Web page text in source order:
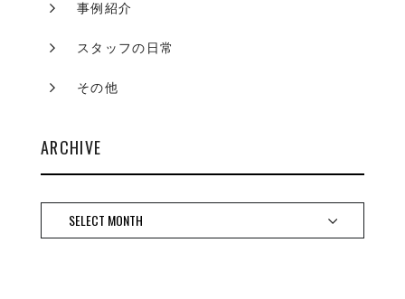
事例紹介
スタッフの日常
その他
ARCHIVE